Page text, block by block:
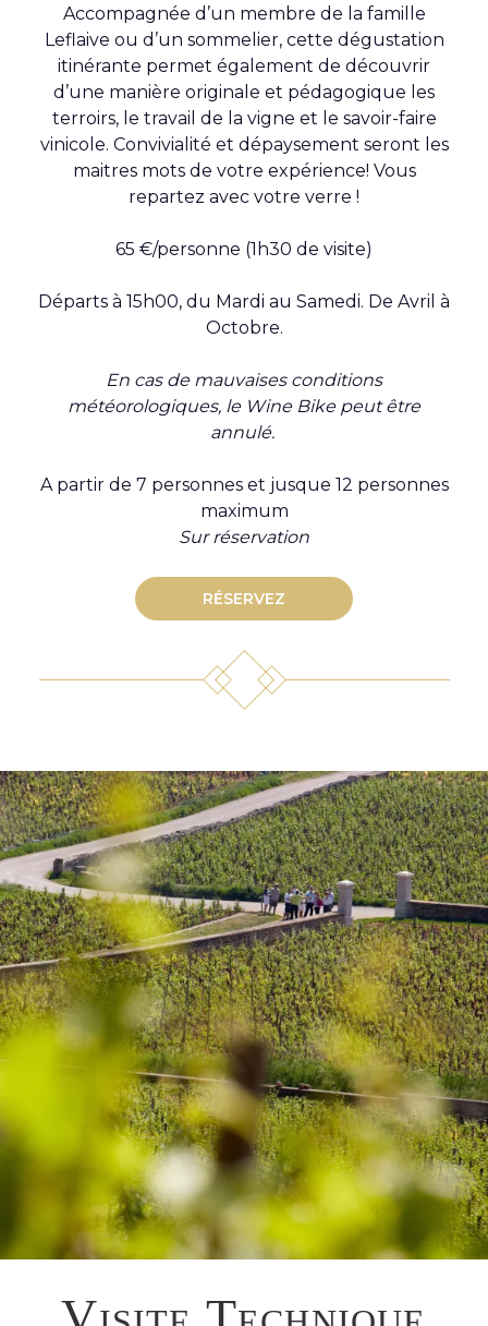
Accompagnée d’un membre de la famille
Leflaive ou d’un sommelier, cette dégustation
itinérante permet également de découvrir
d’une manière originale et pédagogique les
terroirs, le travail de la vigne et le savoir-faire
vinicole. Convivialité et dépaysement seront les
maitres mots de votre expérience! Vous
repartez avec votre verre !
65 €/personne (1h30 de visite)
Départs à 15h00, du Mardi au Samedi. De Avril à
Octobre.
En cas de mauvaises conditions
météorologiques, le Wine Bike peut être
annulé.
A partir de 7 personnes et jusque 12 personnes
maximum
Sur réservation
RÉSERVEZ